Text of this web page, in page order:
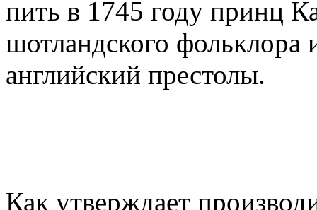
пить в 1745 году принц
шотландского фольклора
английский престолы.
Как утверждает